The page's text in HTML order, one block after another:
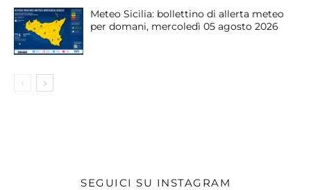
Meteo Sicilia: bollettino di allerta meteo
per domani, mercoledì 05 agosto 2026
SEGUICI SU INSTAGRAM